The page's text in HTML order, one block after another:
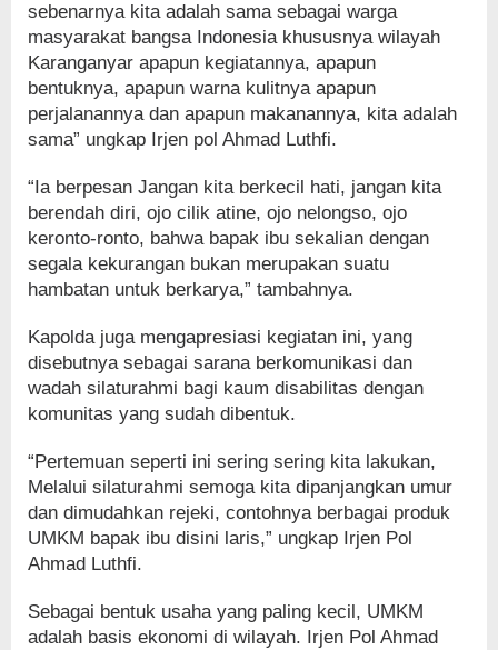
sebenarnya kita adalah sama sebagai warga
masyarakat bangsa Indonesia khususnya wilayah
Karanganyar apapun kegiatannya, apapun
bentuknya, apapun warna kulitnya apapun
perjalanannya dan apapun makanannya, kita adalah
sama” ungkap Irjen pol Ahmad Luthfi.
“Ia berpesan Jangan kita berkecil hati, jangan kita
berendah diri, ojo cilik atine, ojo nelongso, ojo
keronto-ronto, bahwa bapak ibu sekalian dengan
segala kekurangan bukan merupakan suatu
hambatan untuk berkarya,” tambahnya.
Kapolda juga mengapresiasi kegiatan ini, yang
disebutnya sebagai sarana berkomunikasi dan
wadah silaturahmi bagi kaum disabilitas dengan
komunitas yang sudah dibentuk.
“Pertemuan seperti ini sering sering kita lakukan,
Melalui silaturahmi semoga kita dipanjangkan umur
dan dimudahkan rejeki, contohnya berbagai produk
UMKM bapak ibu disini laris,” ungkap Irjen Pol
Ahmad Luthfi.
Sebagai bentuk usaha yang paling kecil, UMKM
adalah basis ekonomi di wilayah. Irjen Pol Ahmad